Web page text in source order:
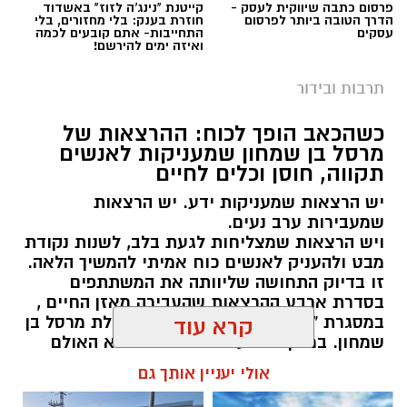
שמבטיחה חוויה תרבותית רחבה, מרגשת ונגישה,
עם מיטב היצירה הישראלית בתחומי התיאטרון,
המוזיקה, המחול והקולנוע.
ראש העיר, רועי גבאי בירך על פתיחת העונה ואמר
כי "מדובר ברפרטואר שנבנה מתוך מחשבה עמוקה
על הקהל המקומי, במטרה לאפשר לכל תושב
ותושבת חיבור אישי לעולם הבמה ולחוויה תרבותית
איכותית קרוב לבית".
העונה החדשה מציגה שילוב בין סדרות אהובות
ומבוססות לבין חידושים משמעותיים שמרחיבים את
פרסום כתבה שיווקית לעסק -
הדרך הטובה ביותר לפרסום
עסקים
קייטנת "נינג'ה לזוז" באשדוד
חוזרת בענק: בלי מחזורים, בלי
התחייבות- אתם קובעים לכמה
ואיזה ימים להירשם!
תרבות ובידור
כשהכאב הופך לכוח: ההרצאות של
מרסל בן שמחון שמעניקות לאנשים
תקווה, חוסן וכלים לחיים
יש הרצאות שמעניקות ידע. יש הרצאות
שמעבירות ערב נעים.
ויש הרצאות שמצליחות לגעת בלב, לשנות נקודת
מבט ולהעניק לאנשים כוח אמיתי להמשיך הלאה.
זו בדיוק התחושה שליוותה את המשתתפים
בסדרת ארבע ההרצאות שהעבירה מאזן החיים ,
במסגרת "קפה תרבות" בגן יבנה, בהובלת מרסל בן
שמחון. במשך ארבעה מפגשים התמלא האולם
במשתתפים שבאו לשמוע – ויצאו עם הרבה יותר
קרא עוד
אולי יעניין אותך גם